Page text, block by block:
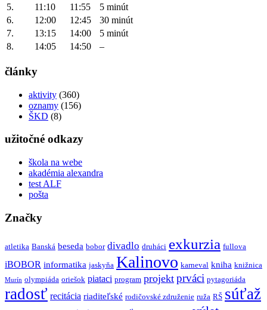
5.
11:10 11:55
5 minút
6.
12:00 12:45
30 minút
7.
13:15 14:00
5 minút
8.
14:05 14:50 –
články
aktivity (360)
oznamy (156)
ŠKD (8)
užitočné odkazy
škola na webe
akadémia alexandra
test ALF
pošta
Značky
atletika Banská beseda bobor divadlo druháci exkurzia fullova
iBOBOR informatika jaskyňa Kalinovo karneval kniha knižnica
Murín olympiáda oriešok piataci program projekt prváci pytagoriáda
radosť recitácia riaditeľské rodičovské združenie ruža RŠ súťaž